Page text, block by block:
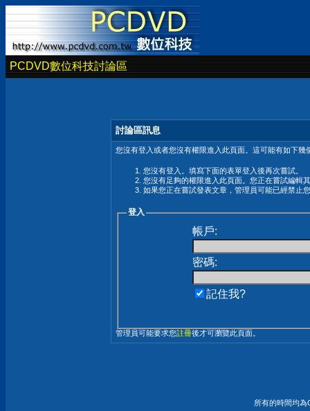
PCDVD數位科技討論區
討論區訊息
您沒有登入或者您沒有權限進入此頁面。這可能有如下幾
您沒有登入。填寫下面的表單登入後再次嘗試。
您沒有足夠的權限進入此頁面。您正在嘗試編輯
如果您正在嘗試發表文章，管理員可能已經禁止
登入
帳戶:
密碼:
記住我?
管理員可能要求您註冊後才可瀏覽此頁面。
所有的時間均為